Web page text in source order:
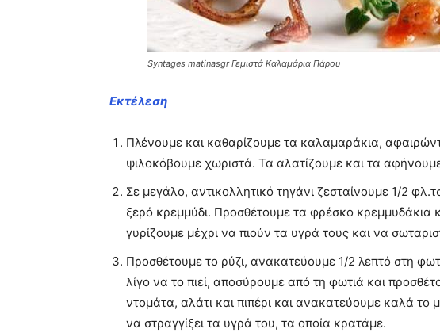
Syntages matinasgr Γεμιστά Καλαμάρια Πάρου
Εκτέλεση
Πλένουμε και καθαρίζουμε τα καλαμαράκια,
ψιλοκόβουμε χωριστά. Τα αλατίζουμε και τα
Σε μεγάλο, αντικολλητικό τηγάνι ζεσταίνουμε 1/2
ξερό κρεμμύδι. Προσθέτουμε τα φρέσκο κρεμμυδάκια
γυρίζουμε μέχρι να πιούν τα υγρά τους και να
Προσθέτουμε το ρύζι, ανακατεύουμε 1/2 λεπτό στη
λίγο να το πιεί, αποσύρουμε από τη φωτιά και
ντομάτα, αλάτι και πιπέρι και ανακατεύουμε καλά το
να στραγγίξει τα υγρά του, τα οποία κρατάμε.